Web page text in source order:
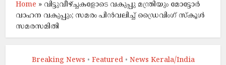
Home » വിട്ടുവീഴ്ച്ചകളോടെ വകുപ്പു മന്ത്രിയും മോട്ടോർ
വാഹന വകുപ്പും; സമരം പിൻവലിച്ച് ‌ഡ്രൈവിംഗ് സ്കൂൾ
സമരസമിതി
Breaking News • Featured • News Kerala/India